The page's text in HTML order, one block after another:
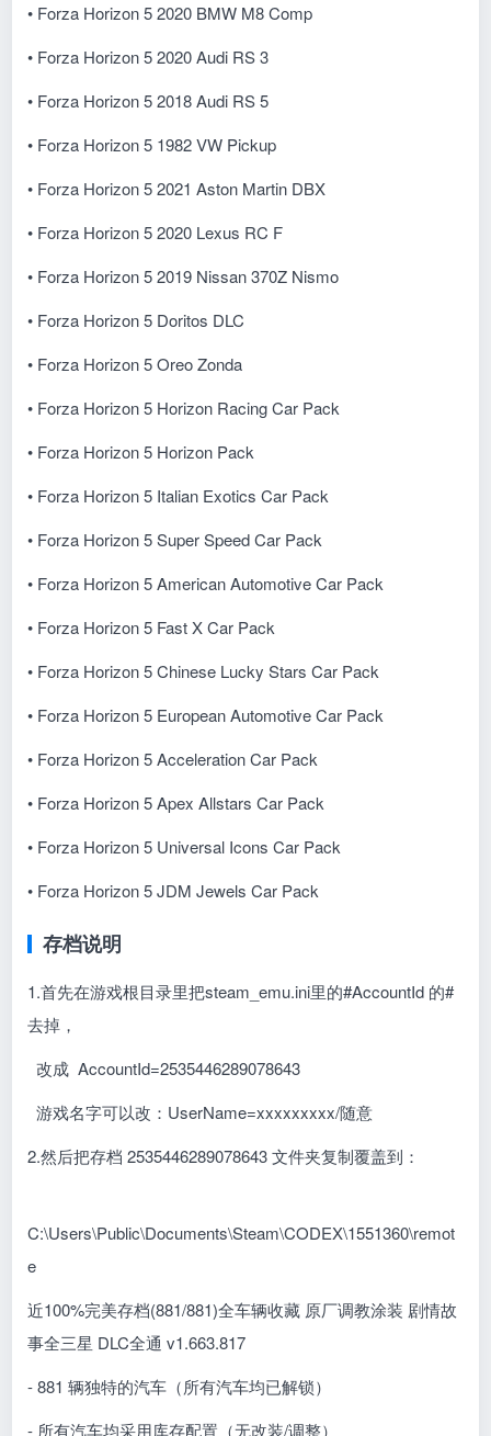
• Forza Horizon 5 2020 BMW M8 Comp
• Forza Horizon 5 2020 Audi RS 3
• Forza Horizon 5 2018 Audi RS 5
• Forza Horizon 5 1982 VW Pickup
• Forza Horizon 5 2021 Aston Martin DBX
• Forza Horizon 5 2020 Lexus RC F
• Forza Horizon 5 2019 Nissan 370Z Nismo
• Forza Horizon 5 Doritos DLC
• Forza Horizon 5 Oreo Zonda
• Forza Horizon 5 Horizon Racing Car Pack
• Forza Horizon 5 Horizon Pack
• Forza Horizon 5 Italian Exotics Car Pack
• Forza Horizon 5 Super Speed Car Pack
• Forza Horizon 5 American Automotive Car Pack
• Forza Horizon 5 Fast X Car Pack
• Forza Horizon 5 Chinese Lucky Stars Car Pack
• Forza Horizon 5 European Automotive Car Pack
• Forza Horizon 5 Acceleration Car Pack
• Forza Horizon 5 Apex Allstars Car Pack
• Forza Horizon 5 Universal Icons Car Pack
• Forza Horizon 5 JDM Jewels Car Pack
存档说明
1.首先在游戏根目录里把steam_emu.ini里的#AccountId 的#
去掉，
改成 AccountId=2535446289078643
游戏名字可以改：UserName=xxxxxxxxx/随意
2.然后把存档 2535446289078643 文件夹复制覆盖到：
C:\Users\Public\Documents\Steam\CODEX\1551360\remot
e
近100%完美存档(881/881)全车辆收藏 原厂调教涂装 剧情故
事全三星 DLC全通 v1.663.817
- 881 辆独特的汽车（所有汽车均已解锁）
- 所有汽车均采用库存配置（无改装/调整）